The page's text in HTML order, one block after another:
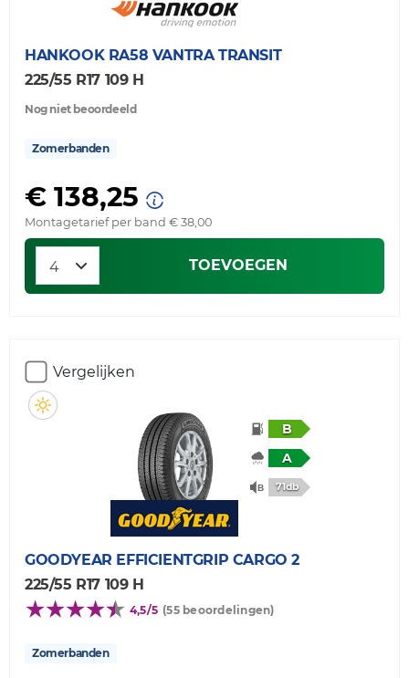
HANKOOK RA58 VANTRA TRANSIT
225/55 R17 109 H
Nog niet beoordeeld
Zomerbanden
€ 138,25
Montagetarief per band € 38,00
TOEVOEGEN
Vergelijken
B
A
71db
GOODYEAR EFFICIENTGRIP CARGO 2
225/55 R17 109 H
4,5/5 (55 beoordelingen)
Zomerbanden